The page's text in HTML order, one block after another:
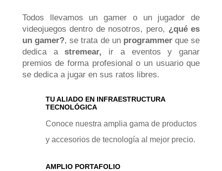
Todos llevamos un gamer o un jugador de
videojuegos dentro de nosotros, pero, ¿qué es
un gamer?, se trata de unprogrammerque se
dedica astremear, ir a eventos y ganar
premios de forma profesional o un usuario que
se dedica a jugar en sus ratos libres.
TU ALIADO EN INFRAESTRUCTURA
TECNOLÓGICA
Conoce nuestra amplia gama de productos
y accesorios de tecnología al mejor precio.
AMPLIO PORTAFOLIO